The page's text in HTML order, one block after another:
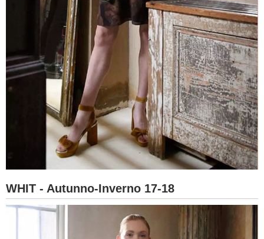
WHIT - Autunno-Inverno 17-18